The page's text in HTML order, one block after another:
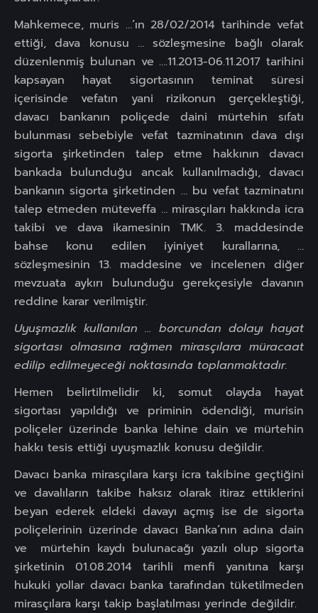
Mahkemece, muris …’ın 28/02/2014 tarihinde vefat
ettiği, dava konusu … sözleşmesine bağlı olarak
düzenlenmiş bulunan ve ….11.2013-06.11.2017 tarihini
kapsayan hayat sigortasının teminat süresi
içerisinde vefatın yani rizikonun gerçekleştiği,
davacı bankanın poliçede daini mürtehin sıfatı
bulunması sebebiyle vefat tazminatının dava dışı
sigorta şirketinden talep etme hakkının davacı
bankada bulunduğu ancak kullanılmadığı, davacı
bankanın sigorta şirketinden … bu vefat tazminatını
talep etmeden müteveffa … mirasçıları hakkında icra
takibi ve dava ikamesinin TMK. 3. maddesinde
bahse konu edilen iyiniyet kurallarına, …
sözleşmesinin 13. maddesine ve incelenen diğer
mevzuata aykırı bulunduğu gerekçesiyle davanın
reddine karar verilmiştir.
Uyuşmazlık kullanılan … borcundan dolayı hayat
sigortası olmasına rağmen mirasçılara müracaat
edilip edilmeyeceği noktasında toplanmaktadır.
Hemen belirtilmelidir ki, somut olayda hayat
sigortası yapıldığı ve priminin ödendiği, murisin
poliçeler üzerinde banka lehine dain ve mürtehin
hakkı tesis ettiği uyuşmazlık konusu değildir.
Davacı banka mirasçılara karşı icra takibine geçtiğini
ve davalıların takibe haksız olarak itiraz ettiklerini
beyan ederek eldeki davayı açmış ise de sigorta
poliçelerinin üzerinde davacı Banka’nın adına dain
ve mürtehin kaydı bulunacağı yazılı olup sigorta
şirketinin 01.08.2014 tarihli menfi yanıtına karşı
hukuki yollar davacı banka tarafından tüketilmeden
mirasçılara karşı takip başlatılması yerinde değildir.